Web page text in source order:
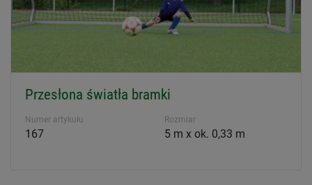
Przesłona światła bramki
Numer artykułu
167
Rozmiar
5 m x ok. 0,33 m